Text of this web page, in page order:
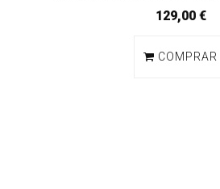
129,00 €
COMPRAR